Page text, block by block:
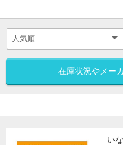
在庫状況やメー
い